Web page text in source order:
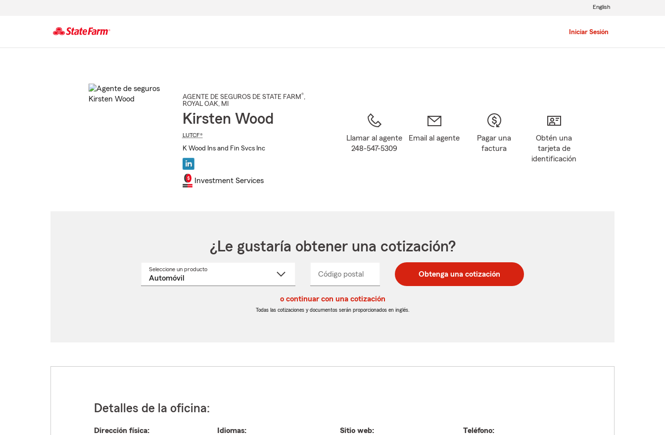
Iniciar Sesión
English
AGENTE DE SEGUROS DE STATE FARM®,
ROYAL OAK, MI
Kirsten Wood
LUTCF®
K Wood Ins and Fin Svcs Inc
Investment Services
Llamar al agente
248-547-5309
Email al agente
Pagar una
factura
Obtén una
tarjeta de
identificación
¿Le gustaría obtener una cotización?
Seleccione un productoSeleccione
Código postal
postal
de
postal
de
_____ Obtenga una cotización
o continuar con una cotización
Todas las cotizaciones y documentos serán proporcionados en inglés.
Detalles de la oficina:
Dirección física:
Idiomas:
Sitio web:
Teléfono: